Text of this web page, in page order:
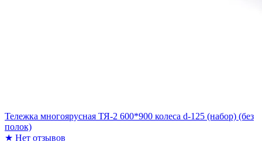
Тележка многоярусная ТЯ-2 600*900 колеса d-125 (набор) (без
полок)
★ Нет отзывов